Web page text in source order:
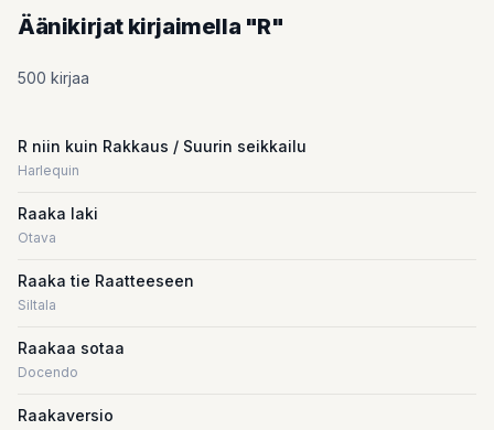
Äänikirjat kirjaimella "R"
500 kirjaa
R niin kuin Rakkaus / Suurin seikkailu
Harlequin
Raaka laki
Otava
Raaka tie Raatteeseen
Siltala
Raakaa sotaa
Docendo
Raakaversio